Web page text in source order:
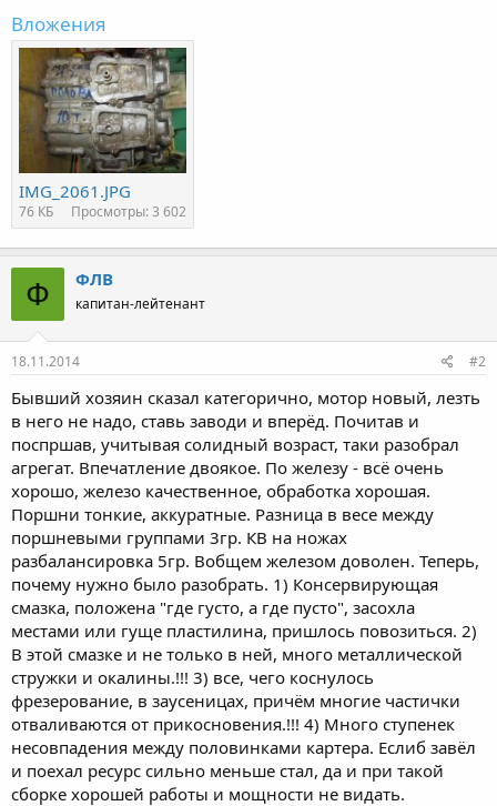
Вложения
IMG_2061.JPG
76 КБ Просмотры: 3 602
Ф ФЛВ
капитан-лейтенант
18.11.2014 #2
Бывший хозяин сказал категорично, мотор новый, лезть
в него не надо, ставь заводи и вперёд. Почитав и
поспршав, учитывая солидный возраст, таки разобрал
агрегат. Впечатление двоякое. По железу - всё очень
хорошо, железо качественное, обработка хорошая.
Поршни тонкие, аккуратные. Разница в весе между
поршневыми группами 3гр. КВ на ножах
разбалансировка 5гр. Вобщем железом доволен. Теперь,
почему нужно было разобрать. 1) Консервирующая
смазка, положена "где густо, а где пусто", засохла
местами или гуще пластилина, пришлось повозиться. 2)
В этой смазке и не только в ней, много металлической
стружки и окалины.!!! 3) все, чего коснулось
фрезерование, в заусеницах, причём многие частички
отваливаются от прикосновения.!!! 4) Много ступенек
несовпадения между половинками картера. Еслиб завёл
и поехал ресурс сильно меньше стал, да и при такой
сборке хорошей работы и мощности не видать.